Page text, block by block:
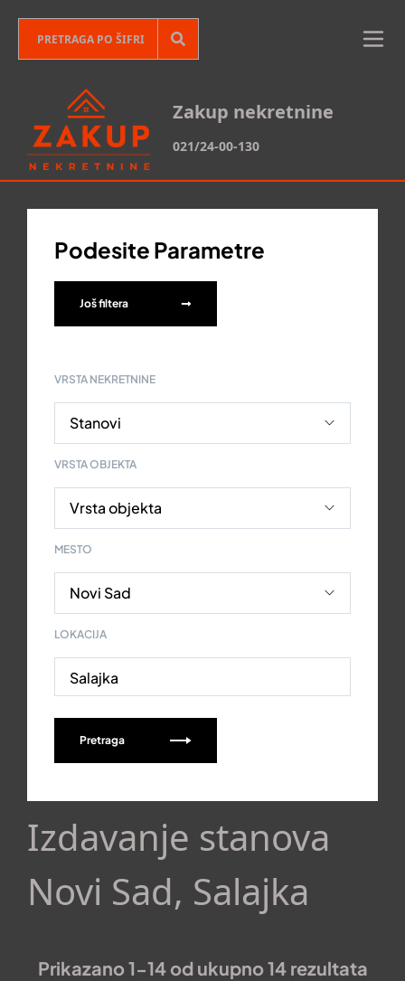
Zakup nekretnine
021/24-00-130
Podesite Parametre
Još filtera
VRSTA NEKRETNINE
VRSTA OBJEKTA
MESTO
LOKACIJA
Salajka
Pretraga
Izdavanje stanova
Novi Sad, Salajka
Prikazano 1-14 od ukupno 14 rezultata